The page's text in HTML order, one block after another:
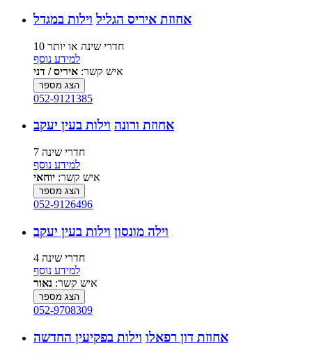
אחוזת איריס הגליל וילות במגדל
10 חדרי שינה או יותר
למידע נוסף
איש קשר: איריס / דני
הצג מספר
052-9121385
אחוזת ורונה וילות בעין יעקב
7 חדרי שינה
למידע נוסף
איש קשר: יוחאי
הצג מספר
052-9126496
וילה מונסון וילות בעין יעקב
4 חדרי שינה
למידע נוסף
איש קשר: נאור
הצג מספר
052-9708309
אחוזת דון רפאלו וילות בפקיעין החדשה